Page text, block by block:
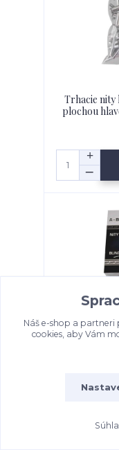
Trhacie
plochou
Náš e-shop a partneri
cookies, aby Vám